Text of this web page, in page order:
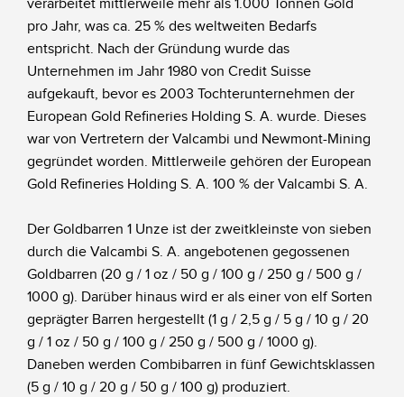
verarbeitet mittlerweile mehr als 1.000 Tonnen Gold
pro Jahr, was ca. 25 % des weltweiten Bedarfs
entspricht. Nach der Gründung wurde das
Unternehmen im Jahr 1980 von Credit Suisse
aufgekauft, bevor es 2003 Tochterunternehmen der
European Gold Refineries Holding S. A. wurde. Dieses
war von Vertretern der Valcambi und Newmont-Mining
gegründet worden. Mittlerweile gehören der European
Gold Refineries Holding S. A. 100 % der Valcambi S. A.
Der Goldbarren 1 Unze ist der zweitkleinste von sieben
durch die Valcambi S. A. angebotenen gegossenen
Goldbarren (20 g / 1 oz / 50 g / 100 g / 250 g / 500 g /
1000 g). Darüber hinaus wird er als einer von elf Sorten
geprägter Barren hergestellt (1 g / 2,5 g / 5 g / 10 g / 20
g / 1 oz / 50 g / 100 g / 250 g / 500 g / 1000 g).
Daneben werden Combibarren in fünf Gewichtsklassen
(5 g / 10 g / 20 g / 50 g / 100 g) produziert.